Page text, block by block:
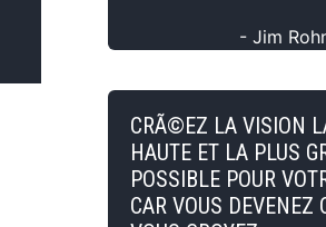
- Jim
CRÃ©EZ LA VISION
HAUTE ET LA PLUS
POSSIBLE POUR
CAR VOUS DEVENEZ